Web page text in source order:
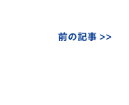
前の記事 >>